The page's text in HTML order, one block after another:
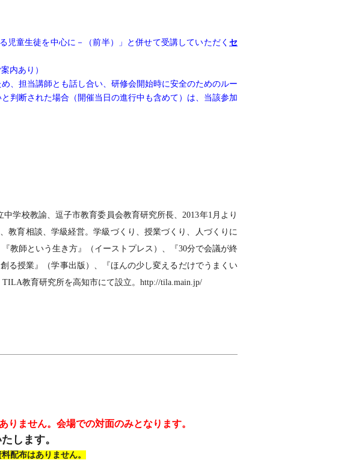
童生徒を中心に－（前半）」と併せて受講していただく セ
内あり）
、担当講師とも話し合い、研修会開始時に安全のためのルー
判断された場合（開催当日の進行中も含めて）は、当該参加
学校教諭、逗子市教育委員会教育研究所長、2013年1月より
教育相談、学級経営。学級づくり、授業づくり、人づくりに
教師という生き方』（イーストプレス）、『30分で会議が終
る授業』（学事出版）、『ほんの少し変えるだけでうまくい
教育研究所を高知市にて設立。http://tila.main.jp/
ません。会場での対面のみとなります。
します。
配布はありません。